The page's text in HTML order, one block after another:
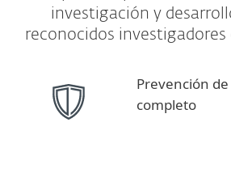
investigación y
reconocidos investigadores
Prevención
completo